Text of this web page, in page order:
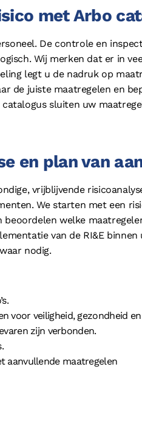
met Arbo
De controle en
Wij merken dat er in
legt u de nadruk op
de juiste maatregelen en
sluiten uw
en plan van
vrijblijvende
We starten met een
beoordelen welke
van de RI&E binnen
nodig.
voor veiligheid, gezondheid
zijn verbonden.
aanvullende maatregelen